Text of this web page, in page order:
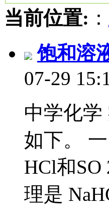
当前位置: ：
饱和溶
07-29
中学化学
如下。
HCl和SO
理是